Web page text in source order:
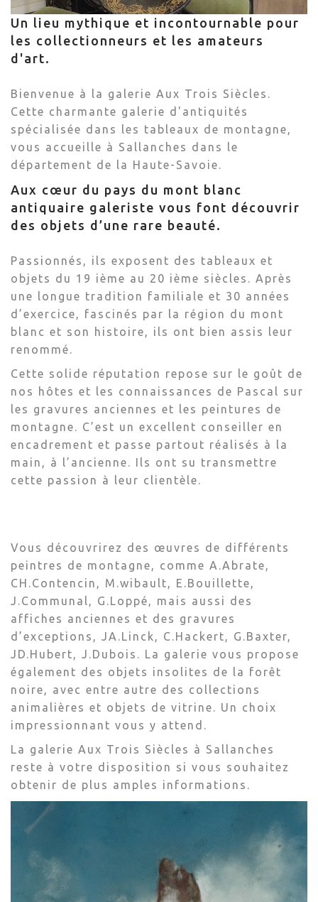
Un lieu mythique et incontournable pour
les collectionneurs et les amateurs
d'art.
Bienvenue à la galerie Aux Trois Siècles.
Cette charmante galerie d'antiquités
spécialisée dans les tableaux de montagne,
vous accueille à Sallanches dans le
département de la Haute-Savoie.
Aux cœur du pays du mont blanc
antiquaire galeriste vous font découvrir
des objets d’une rare beauté.
Passionnés, ils exposent des tableaux et
objets du 19 ième au 20 ième siècles. Après
une longue tradition familiale et 30 années
d’exercice, fascinés par la région du mont
blanc et son histoire, ils ont bien assis leur
renommé.
Cette solide réputation repose sur le goût de
nos hôtes et les connaissances de Pascal sur
les gravures anciennes et les peintures de
montagne. C’est un excellent conseiller en
encadrement et passe partout réalisés à la
main, à l’ancienne. Ils ont su transmettre
cette passion à leur clientèle.
Vous découvrirez des œuvres de différents
peintres de montagne, comme A.Abrate,
CH.Contencin, M.wibault, E.Bouillette,
J.Communal, G.Loppé, mais aussi des
affiches anciennes et des gravures
d’exceptions, JA.Linck, C.Hackert, G.Baxter,
JD.Hubert, J.Dubois. La galerie vous propose
également des objets insolites de la forêt
noire, avec entre autre des collections
animalières et objets de vitrine. Un choix
impressionnant vous y attend.
La galerie Aux Trois Siècles à Sallanches
reste à votre disposition si vous souhaitez
obtenir de plus amples informations.